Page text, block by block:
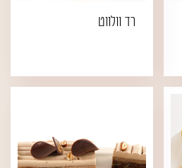
רד וולווט